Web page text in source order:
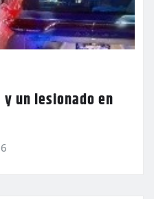
un lesionado en